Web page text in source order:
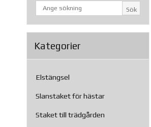
Sök
Kategorier
Elstängsel
Slanstaket för hästar
Staket till trädgården